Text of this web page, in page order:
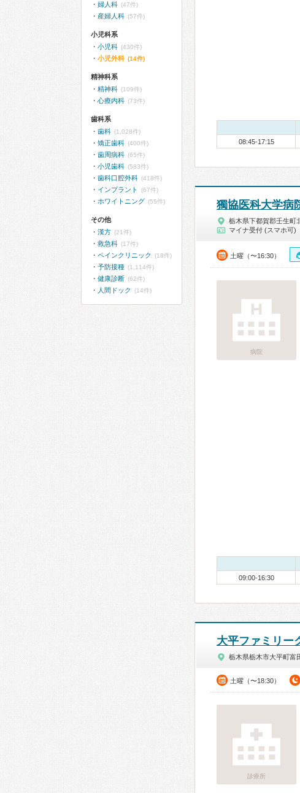
08:45-17:15
獨協医科大学病
栃木県下都賀郡壬生町
マイナ受付 (スマホ可)
土曜（〜16:30）
病院
09:00-16:30
大平ファミリー
栃木県栃木市大平町富
土曜（〜18:30）
診療所
婦人科 (47件)
産婦人科 (57件)
小児科系
小児科 (430件)
小児外科 (14件)
精神科系
精神科 (109件)
心療内科 (73件)
歯科系
歯科 (1,028件)
矯正歯科 (400件)
歯周病科 (65件)
小児歯科 (583件)
歯科口腔外科 (418件)
インプラント (67件)
ホワイトニング (55件)
その他
漢方 (21件)
救急科 (17件)
ペインクリニック (18件)
予防接種 (1,114件)
健康診断 (62件)
人間ドック (14件)